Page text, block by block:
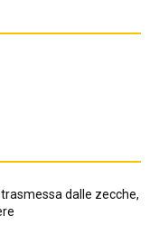
dalle zecche,